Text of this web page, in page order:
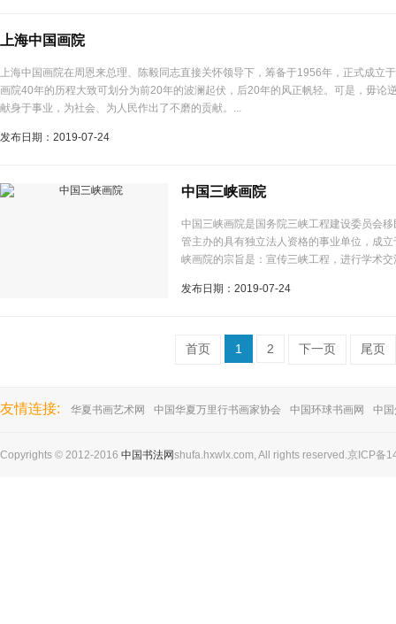
上海中国画院
上海中国画院在周恩来总理、陈毅同志直接关怀领导下，筹备于1956年，正式成立
画院40年的历程大致可划分为前20年的波澜起伏，后20年的风正帆轻。可是，毋论
献身于事业，为社会、为人民作出了不磨的贡献。...
发布日期：2019-07-24
中国三峡画院
中国三峡画院是国务院三峡工程建设委员会
管主办的具有独立法人资格的事业单位，成
峡画院的宗旨是：宣传三峡工程，进行学术
发布日期：2019-07-24
首页 1 2 下一页 尾页
友情连接: 华夏书画艺术网 中国华夏万里行书画家协会 中国环球书画网 中
Copyrights © 2012-2016 中国书法网shufa.hxwlx.com, All rights reserved.京ICP备